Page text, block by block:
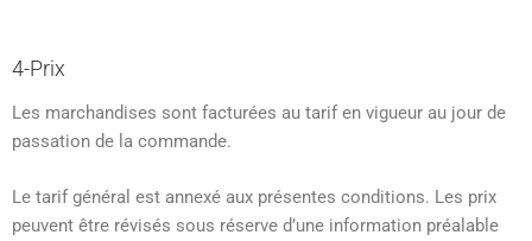
4-Prix
Les marchandises sont facturées au tarif en vigueur au jour de
passation de la commande.
Le tarif général est annexé aux présentes conditions. Les prix
peuvent être révisés sous réserve d’une information préalable